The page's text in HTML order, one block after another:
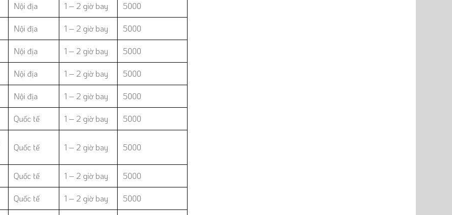
Nội địa 1 – 2 giờ bay 5000
Nội địa 1 – 2 giờ bay 5000
Nội địa 1 – 2 giờ bay 5000
Nội địa 1 – 2 giờ bay 5000
Nội địa 1 – 2 giờ bay 5000
Quốc tế 1 – 2 giờ bay 5000
Quốc tế 1 – 2 giờ bay 5000
Quốc tế 1 – 2 giờ bay 5000
Quốc tế 1 – 2 giờ bay 5000